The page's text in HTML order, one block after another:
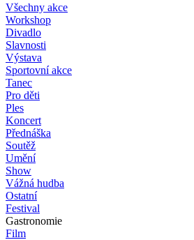
Všechny akce
Workshop
Divadlo
Slavnosti
Výstava
Sportovní akce
Tanec
Pro děti
Ples
Koncert
Přednáška
Soutěž
Umění
Show
Vážná hudba
Ostatní
Festival
Gastronomie
Film